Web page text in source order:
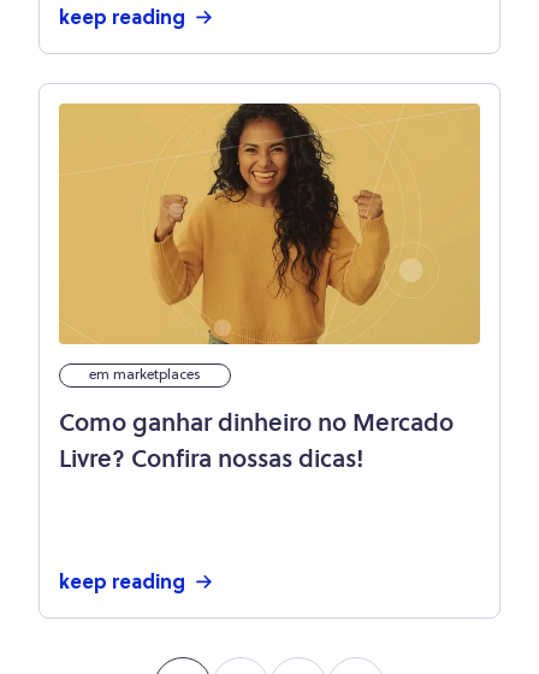
keep reading
em marketplaces
Como ganhar dinheiro no Mercado
Livre? Confira nossas dicas!
keep reading